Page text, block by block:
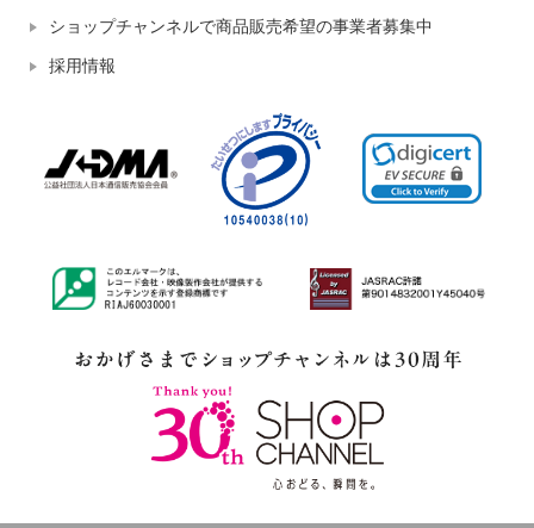
ショップチャンネルで商品販売希望の事業者募集中
採用情報